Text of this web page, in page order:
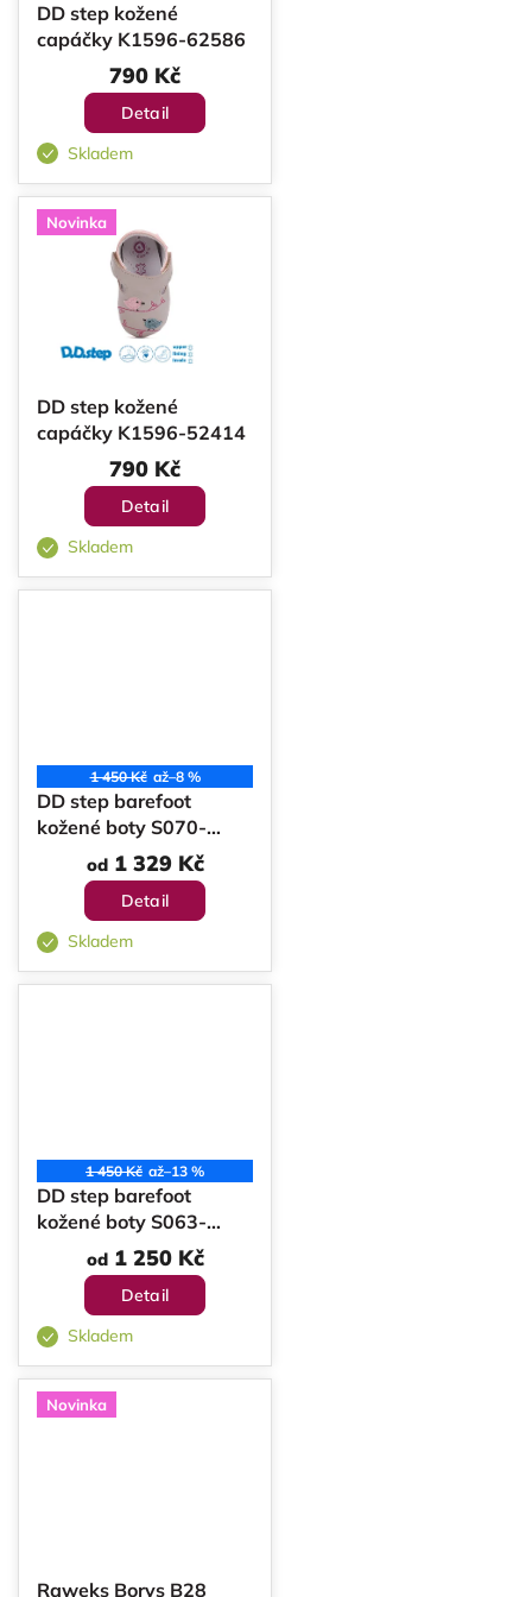
DD step kožené
capáčky K1596-62586
790 Kč
Detail
Skladem
Novinka
DD step kožené
capáčky K1596-52414
790 Kč
Detail
Skladem
1 450 Kč až–8 %
DD step barefoot
kožené boty S070-
62594B
od1 329 Kč
Detail
Skladem
1 450 Kč až–13 %
DD step barefoot
kožené boty S063-
od1 250 Kč
Detail
Skladem
Novinka
Raweks Borys B28